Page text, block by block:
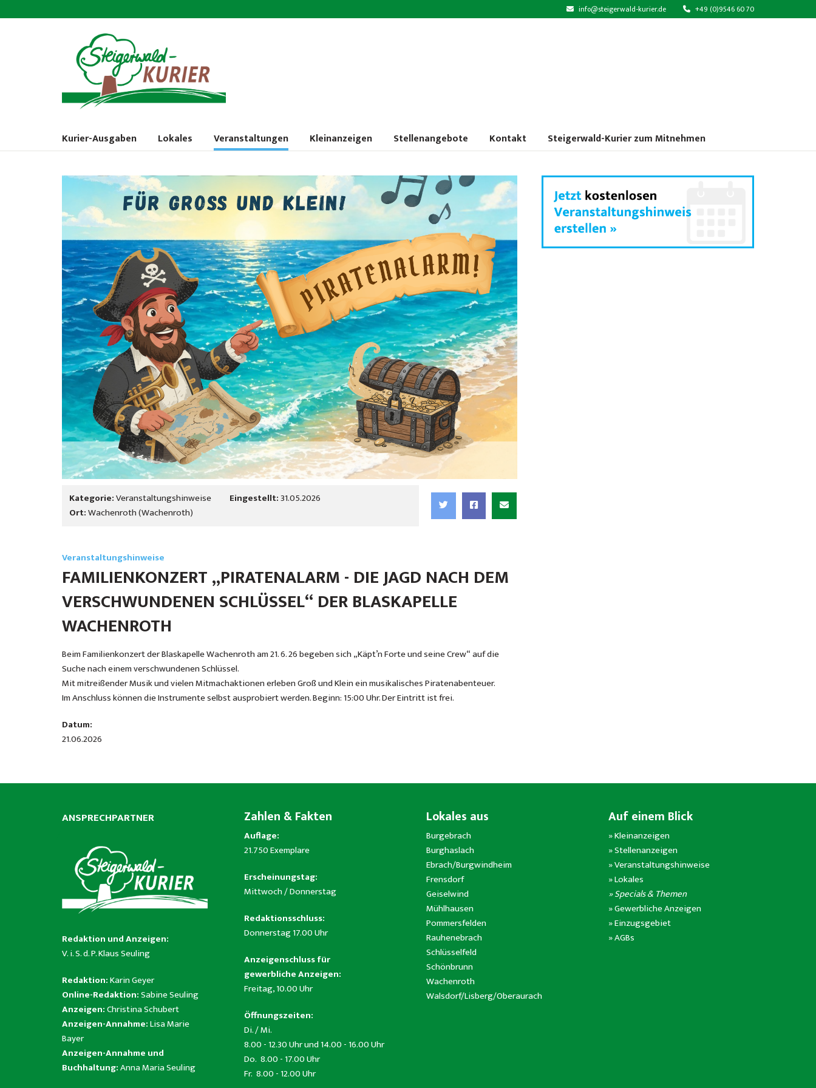
info@steigerwald-kurier.de +49 (0)9546 60 70
Kurier-Ausgaben Lokales Veranstaltungen Kleinanzeigen Stellenangebote Kontakt Steigerwald-Kurier zum Mitnehmen
Kategorie:Veranstaltungshinweise Eingestellt:31.05.2026
Ort:Wachenroth (Wachenroth)
Veranstaltungshinweise
FAMILIENKONZERT „PIRATENALARM - DIE JAGD NACH DEM
VERSCHWUNDENEN SCHLÜSSEL“ DER BLASKAPELLE
WACHENROTH
Beim Familienkonzert der Blaskapelle Wachenroth am 21. 6. 26 begeben sich „Käpt’n Forte und seine Crew“ auf die
Suche nach einem verschwundenen Schlüssel.
Mit mitreißender Musik und vielen Mitmachaktionen erleben Groß und Klein ein musikalisches Piratenabenteuer.
Im Anschluss können die Instrumente selbst ausprobiert werden. Beginn: 15:00 Uhr. Der Eintritt ist frei.
Datum:
21.06.2026
ANSPRECHPARTNER
Redaktion und Anzeigen:
V. i. S. d. P. Klaus Seuling
Redaktion:Karin Geyer
Online-Redaktion:Sabine Seuling
Anzeigen:Christina Schubert
Anzeigen-Annahme:Lisa Marie
Bayer
Anzeigen-Annahme und
Buchhaltung:Anna Maria Seuling
Zahlen & Fakten
Auflage:
21.750 Exemplare
Erscheinungstag:
Mittwoch / Donnerstag
Redaktionsschluss:
Donnerstag 17.00 Uhr
Anzeigenschluss für
gewerbliche Anzeigen:
Freitag, 10.00 Uhr
Öffnungszeiten:
Di. / Mi.
8.00 - 12.30 Uhr und 14.00 - 16.00 Uhr
Do. 8.00 - 17.00 Uhr
Fr. 8.00 - 12.00 Uhr
Lokales aus
Burgebrach
Burghaslach
Ebrach/Burgwindheim
Frensdorf
Geiselwind
Mühlhausen
Pommersfelden
Rauhenebrach
Schlüsselfeld
Schönbrunn
Wachenroth
Walsdorf/Lisberg/Oberaurach
Auf einem Blick
»Kleinanzeigen
»Stellenanzeigen
»Veranstaltungshinweise
»Lokales
» Specials & Themen
»Gewerbliche Anzeigen
»Einzugsgebiet
»AGBs